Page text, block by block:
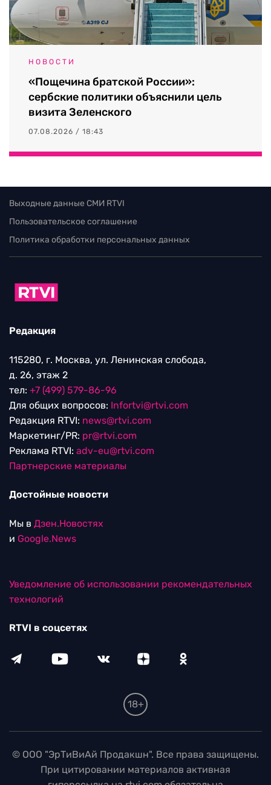
НОВОСТИ
«Пощечина братской России»:
сербские политики объяснили цель
визита Зеленского
07.08.2026 / 18:43
Выходные данные СМИ RTVI
Пользовательское соглашение
Политика обработки персональных данных
Редакция
115280, г. Москва, ул. Ленинская слобода,
д. 26, этаж 2
тел: +7 (499) 579-86-96
Для общих вопросов: Infortvi@rtvi.com
Редакция RTVI: news@rtvi.com
Маркетинг/PR: pr@rtvi.com
Реклама RTVI: adv-eu@rtvi.com
Партнерские материалы
Достойные новости
Мы в Дзен.Новостях
и Google.News
Уведомление об использовании рекомендательных
технологий
RTVI в соцсетях
18+
© ООО "ЭрТиВиАй Продакшн". Все права защищены.
При цитировании материалов активная